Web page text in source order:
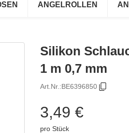
ANGELROLLEN
Silikon
1 m 0,7 mm
Art.Nr.:BE6396850
3,49 €
pro Stück